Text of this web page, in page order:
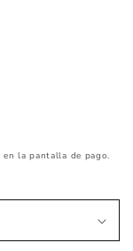
en la pantalla de pago.